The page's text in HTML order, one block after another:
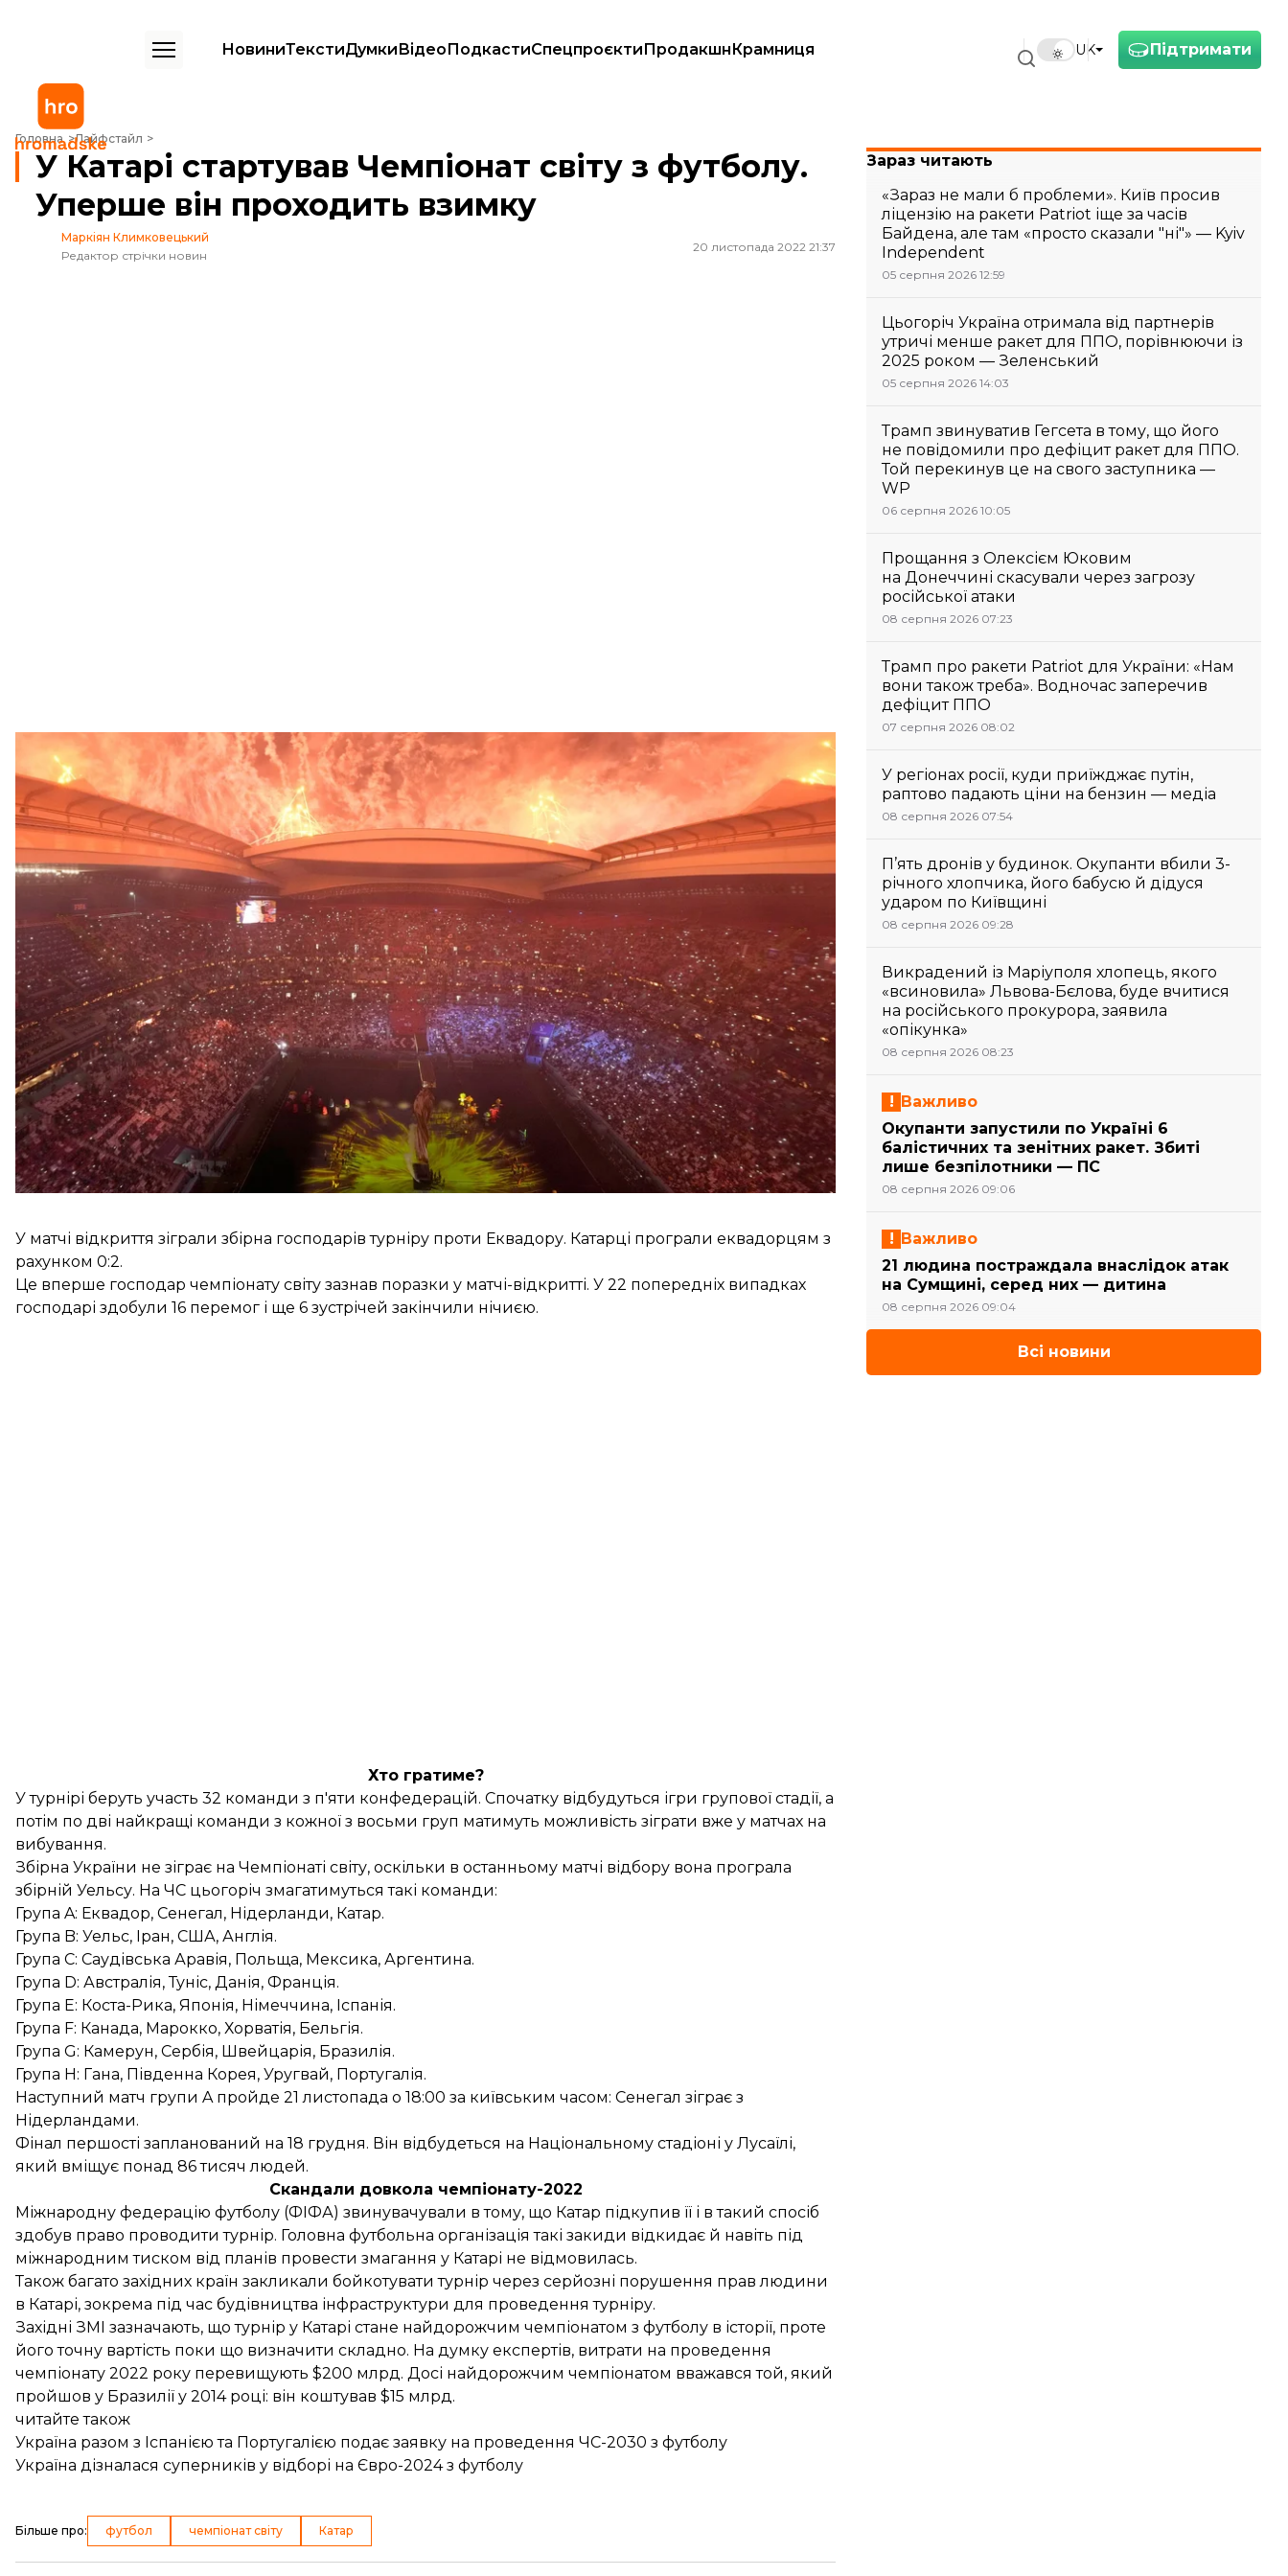
Підтримати
UK
НовиниТекстиДумкиВідеоПодкастиСпецпроєктиПродакшнКрамниця
Головна Лайфстайл
У Катарі стартував Чемпіонат світу з футболу. Уперше він проходить взимку
У Катарі стартував Чемпіонат світу з футболу.
Уперше він проходить взимку
Маркіян Климковецький
Редактор стрічки новин
20 листопада 2022 21:37
Вид на феєрверк на стадіоні «Ель-Байт» під час церемонії відкриття Чемпіонату світу з футболу перед матчем між Катаром і
Еквадором, 20 листопада 2022 року
AP Photo / Thanassis Stavrakis
Чемпіонат світу з футболу 2022 року розпочинається 20 листопада в Катарі. Він триватиме до 18
грудня і зведе в поєдинку понад тридцять команд.
Це перший випадок в історії, коли подібні змагання проводяться на Близькому Сході. Також
Чемпіонат світу вперше проведуть не влітку, а взимку — через погодні умови.
Перед першим поєдинком на стадіоні в столиці, у місті Доха, відбулася церемонія відкриття. На ній
були феєрверки, велетенський талісман турніру, на ім'я Лаїб, гігантська надувна копія трофея та
низка інших атракцій для футбольних фанатів.
У матчі відкриття зіграли збірна господарів турніру проти Еквадору. Катарці програли еквадорцям з
рахунком 0:2.
Це вперше господар чемпіонату світу зазнав поразки у матчі-відкритті. У 22 попередніх випадках
господарі здобули 16 перемог і ще 6 зустрічей закінчили нічиєю.
Хто гратиме?
У турнірі беруть участь 32 команди з п'яти конфедерацій. Спочатку відбудуться ігри групової стадії, а
потім по дві найкращі команди з кожної з восьми груп матимуть можливість зіграти вже у матчах на
вибування.
Збірна України не зіграє на Чемпіонаті світу, оскільки в останньому матчі відбору вона програла
збірній Уельсу. На ЧС цьогоріч змагатимуться такі команди:
Група A: Еквадор, Сенегал, Нідерланди, Катар.
Група B: Уельс, Іран, США, Англія.
Група C: Саудівська Аравія, Польща, Мексика, Аргентина.
Група D: Австралія, Туніс, Данія, Франція.
Група E: Коста-Рика, Японія, Німеччина, Іспанія.
Група F: Канада, Марокко, Хорватія, Бельгія.
Група G: Камерун, Сербія, Швейцарія, Бразилія.
Група H: Гана, Південна Корея, Уругвай, Португалія.
Наступний матч групи A пройде 21 листопада о 18:00 за київським часом: Сенегал зіграє з
Нідерландами.
Фінал першості запланований на 18 грудня. Він відбудеться на Національному стадіоні у Лусаїлі,
який вміщує понад 86 тисяч людей.
Скандали довкола чемпіонату-2022
Міжнародну федерацію футболу (ФІФА) звинувачували в тому, що Катар підкупив її і в такий спосіб
здобув право проводити турнір. Головна футбольна організація такі закиди відкидає й навіть під
міжнародним тиском від планів провести змагання у Катарі не відмовилась.
Також багато західних країн закликали бойкотувати турнір через серйозні порушення прав людини
в Катарі, зокрема під час будівництва інфраструктури для проведення турніру.
Західні ЗМІ зазначають, що турнір у Катарі стане найдорожчим чемпіонатом з футболу в історії, проте
його точну вартість поки що визначити складно. На думку експертів, витрати на проведення
чемпіонату 2022 року перевищують $200 млрд. Досі найдорожчим чемпіонатом вважався той, який
пройшов у Бразилії у 2014 році: він коштував $15 млрд.
читайте також
Україна разом з Іспанією та Португалією подає заявку на проведення ЧС-2030 з футболу
Україна дізналася суперників у відборі на Євро-2024 з футболу
Більше про: футбол чемпіонат світу Катар
Зараз читають
«Зараз не мали б проблеми». Київ просив
ліцензію на ракети Patriot іще за часів
Байдена, але там «просто сказали "ні"» — Kyiv
Independent
05 серпня 2026 12:59
Цьогоріч Україна отримала від партнерів
утричі менше ракет для ППО, порівнюючи із
2025 роком — Зеленський
05 серпня 2026 14:03
Трамп звинуватив Гегсета в тому, що його
не повідомили про дефіцит ракет для ППО.
Той перекинув це на свого заступника —
WP
06 серпня 2026 10:05
Прощання з Олексієм Юковим
на Донеччині скасували через загрозу
російської атаки
08 серпня 2026 07:23
Трамп про ракети Patriot для України: «Нам
вони також треба». Водночас заперечив
дефіцит ППО
07 серпня 2026 08:02
У регіонах росії, куди приїжджає путін,
раптово падають ціни на бензин — медіа
08 серпня 2026 07:54
П’ять дронів у будинок. Окупанти вбили 3-
річного хлопчика, його бабусю й дідуся
ударом по Київщині
08 серпня 2026 09:28
Викрадений із Маріуполя хлопець, якого
«всиновила» Львова-Бєлова, буде вчитися
на російського прокурора, заявила
«опікунка»
08 серпня 2026 08:23
Важливо
Окупанти запустили по Україні 6
балістичних та зенітних ракет. Збиті
лише безпілотники — ПС
08 серпня 2026 09:06
Важливо
21 людина постраждала внаслідок атак
на Сумщині, серед них — дитина
08 серпня 2026 09:04
Всі новини